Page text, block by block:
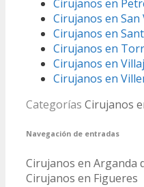
Cirujanos en
Cirujanos en San
Cirujanos en
Cirujanos en
Cirujanos en
Cirujanos en
Categorías Cirujanos
Navegación de entradas
Cirujanos en Arganda
Cirujanos en Figueres